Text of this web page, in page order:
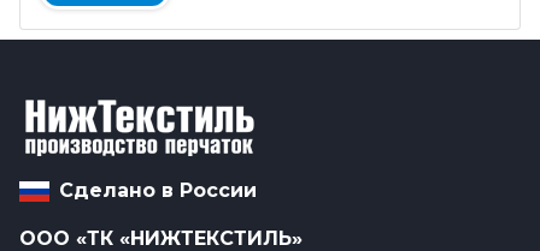
Сделано в России
ООО «ТК «НИЖТЕКСТИЛЬ»